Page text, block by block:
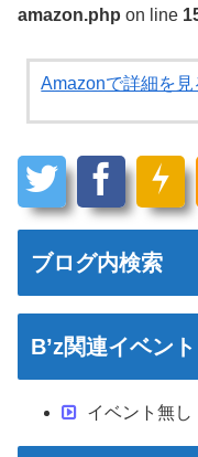
amazon.php on line
Amazonで詳細を見
ブログ内検索
B’z関連イベント
イベント無し